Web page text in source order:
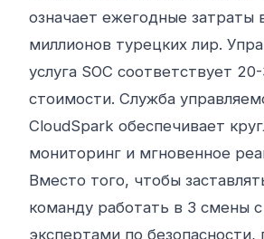
означает ежегодные затраты
миллионов турецких лир.
услуга SOC соответствует
стоимости. Служба
CloudSpark обеспечивает
мониторинг и мгновенное
Вместо того, чтобы
команду работать в 3 смены
экспертами по безопасности,